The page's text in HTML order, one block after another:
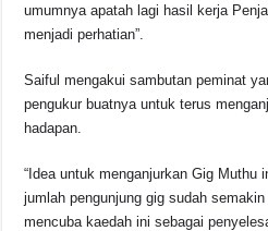
umumnya apatah lagi hasil kerja
menjadi perhatian”.
Saiful mengakui sambutan peminat
pengukur buatnya untuk terus
hadapan.
“Idea untuk menganjurkan Gig Muthu
jumlah pengunjung gig sudah
mencuba kaedah ini sebagai